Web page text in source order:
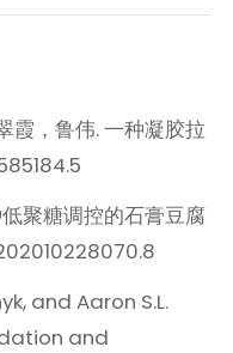
霞，鲁伟. 一种凝胶拉
聚糖调控的石膏豆腐
and Aaron S.L.
and